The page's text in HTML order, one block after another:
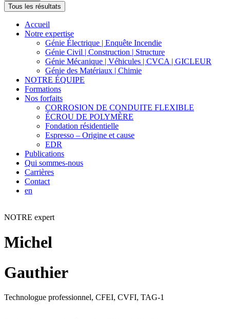
Tous les résultats
Accueil
Notre expertise
Génie Électrique | Enquête Incendie
Génie Civil | Construction | Structure
Génie Mécanique | Véhicules | CVCA | GICLEUR
Génie des Matériaux | Chimie
NOTRE ÉQUIPE
Formations
Nos forfaits
CORROSION DE CONDUITE FLEXIBLE
ÉCROU DE POLYMÈRE
Fondation résidentielle
Espresso – Origine et cause
EDR
Publications
Qui sommes-nous
Carrières
Contact
en
NOTRE expert
Michel
Gauthier
Technologue professionnel, CFEI, CVFI, TAG-1